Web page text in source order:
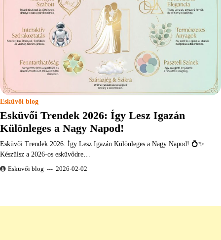
Esküvői blog
Esküvői Trendek 2026: Így Lesz Igazán
Különleges a Nagy Napod!
Esküvői Trendek 2026: Így Lesz Igazán Különleges a Nagy Napod! 💍✨
Készülsz a 2026-os esküvődre…
Esküvői blog 2026-02-02